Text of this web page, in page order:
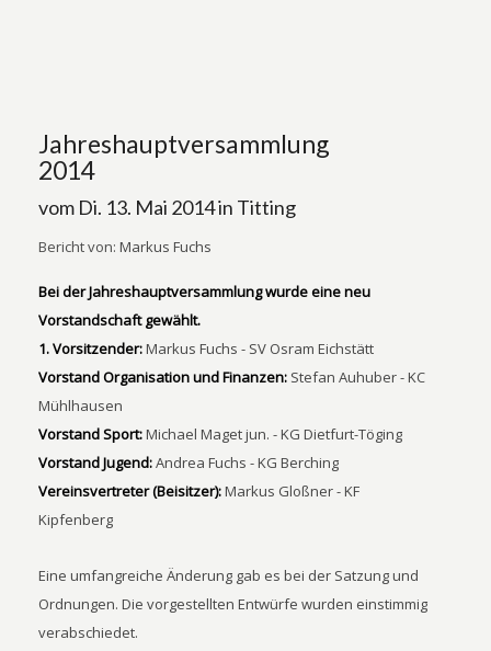
Jahreshauptversammlung
2014
vom Di. 13. Mai 2014 in Titting
Bericht von: Markus Fuchs
Bei der Jahreshauptversammlung wurde eine neu
Vorstandschaft gewählt.
1. Vorsitzender:Markus Fuchs - SV Osram Eichstätt
Vorstand Organisation und Finanzen: Stefan Auhuber - KC
Mühlhausen
Vorstand Sport:Michael Maget jun. - KG Dietfurt-Töging
Vorstand Jugend:Andrea Fuchs - KG Berching
Vereinsvertreter (Beisitzer):Markus Gloßner - KF
Kipfenberg
Eine umfangreiche Änderung gab es bei der Satzung und
Ordnungen. Die vorgestellten Entwürfe wurden einstimmig
verabschiedet.